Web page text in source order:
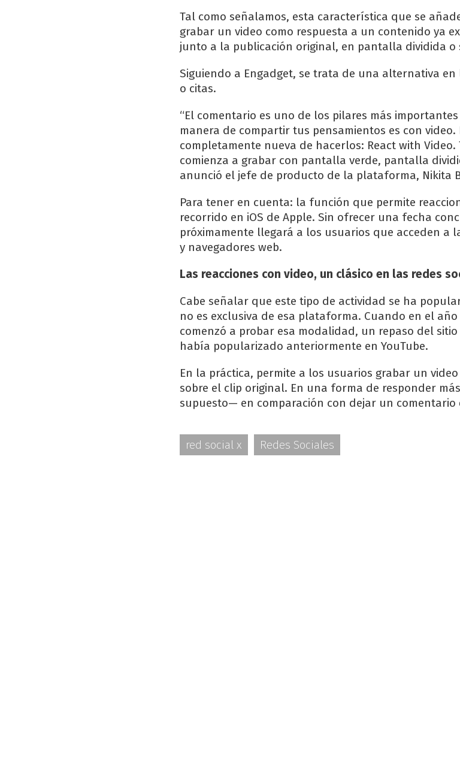
Tal como señalamos, esta característica que se
grabar un video como respuesta a un contenido ya
junto a la publicación original, en pantalla dividida o
Siguiendo a Engadget, se trata de una alternativa en
o citas.
“El comentario es uno de los pilares más importantes
manera de compartir tus pensamientos es con
completamente nueva de hacerlos: React with
comienza a grabar con pantalla verde, pantalla
anunció el jefe de producto de la plataforma, Nikita
Para tener en cuenta: la función que permite
recorrido en iOS de Apple. Sin ofrecer una fecha
próximamente llegará a los usuarios que acceden a
y navegadores web.
Las reacciones con video, un clásico en las redes
Cabe señalar que este tipo de actividad se ha
no es exclusiva de esa plataforma. Cuando en el año
comenzó a probar esa modalidad, un repaso del
había popularizado anteriormente en YouTube.
En la práctica, permite a los usuarios grabar un
sobre el clip original. En una forma de responder
supuesto— en comparación con dejar un
red social x Redes Sociales